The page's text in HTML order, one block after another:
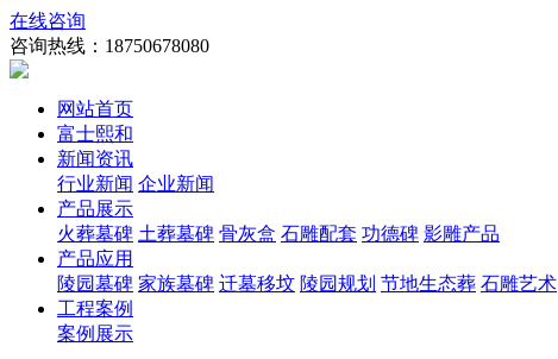
在线咨询
咨询热线： 18750678080
网站首页
富士熙和
新闻资讯
行业新闻 企业新闻
产品展示
火葬墓碑 土葬墓碑 骨灰盒 石雕配套 功德碑 影雕产品
产品应用
陵园墓碑 家族墓碑 迁墓移坟 陵园规划 节地生态葬 石雕艺术
工程案例
案例展示